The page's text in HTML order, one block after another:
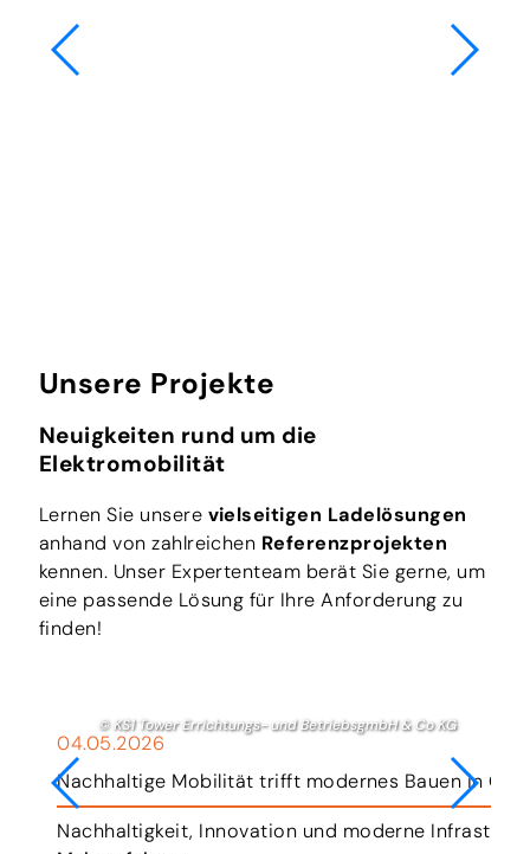
Unsere Projekte
Neuigkeiten rund um die
Elektromobilität
Lernen Sie unsere vielseitigen Ladelösungen
anhand von zahlreichen Referenzprojekten
kennen. Unser Expertenteam berät Sie gerne, um
eine passende Lösung für Ihre Anforderung zu
finden!
© KS1 Tower Errichtungs- und BetriebsgmbH & Co KG
04.05.2026
Nachhaltige Mobilität trifft modernes Bauen in
Nachhaltigkeit, Innovation und moderne